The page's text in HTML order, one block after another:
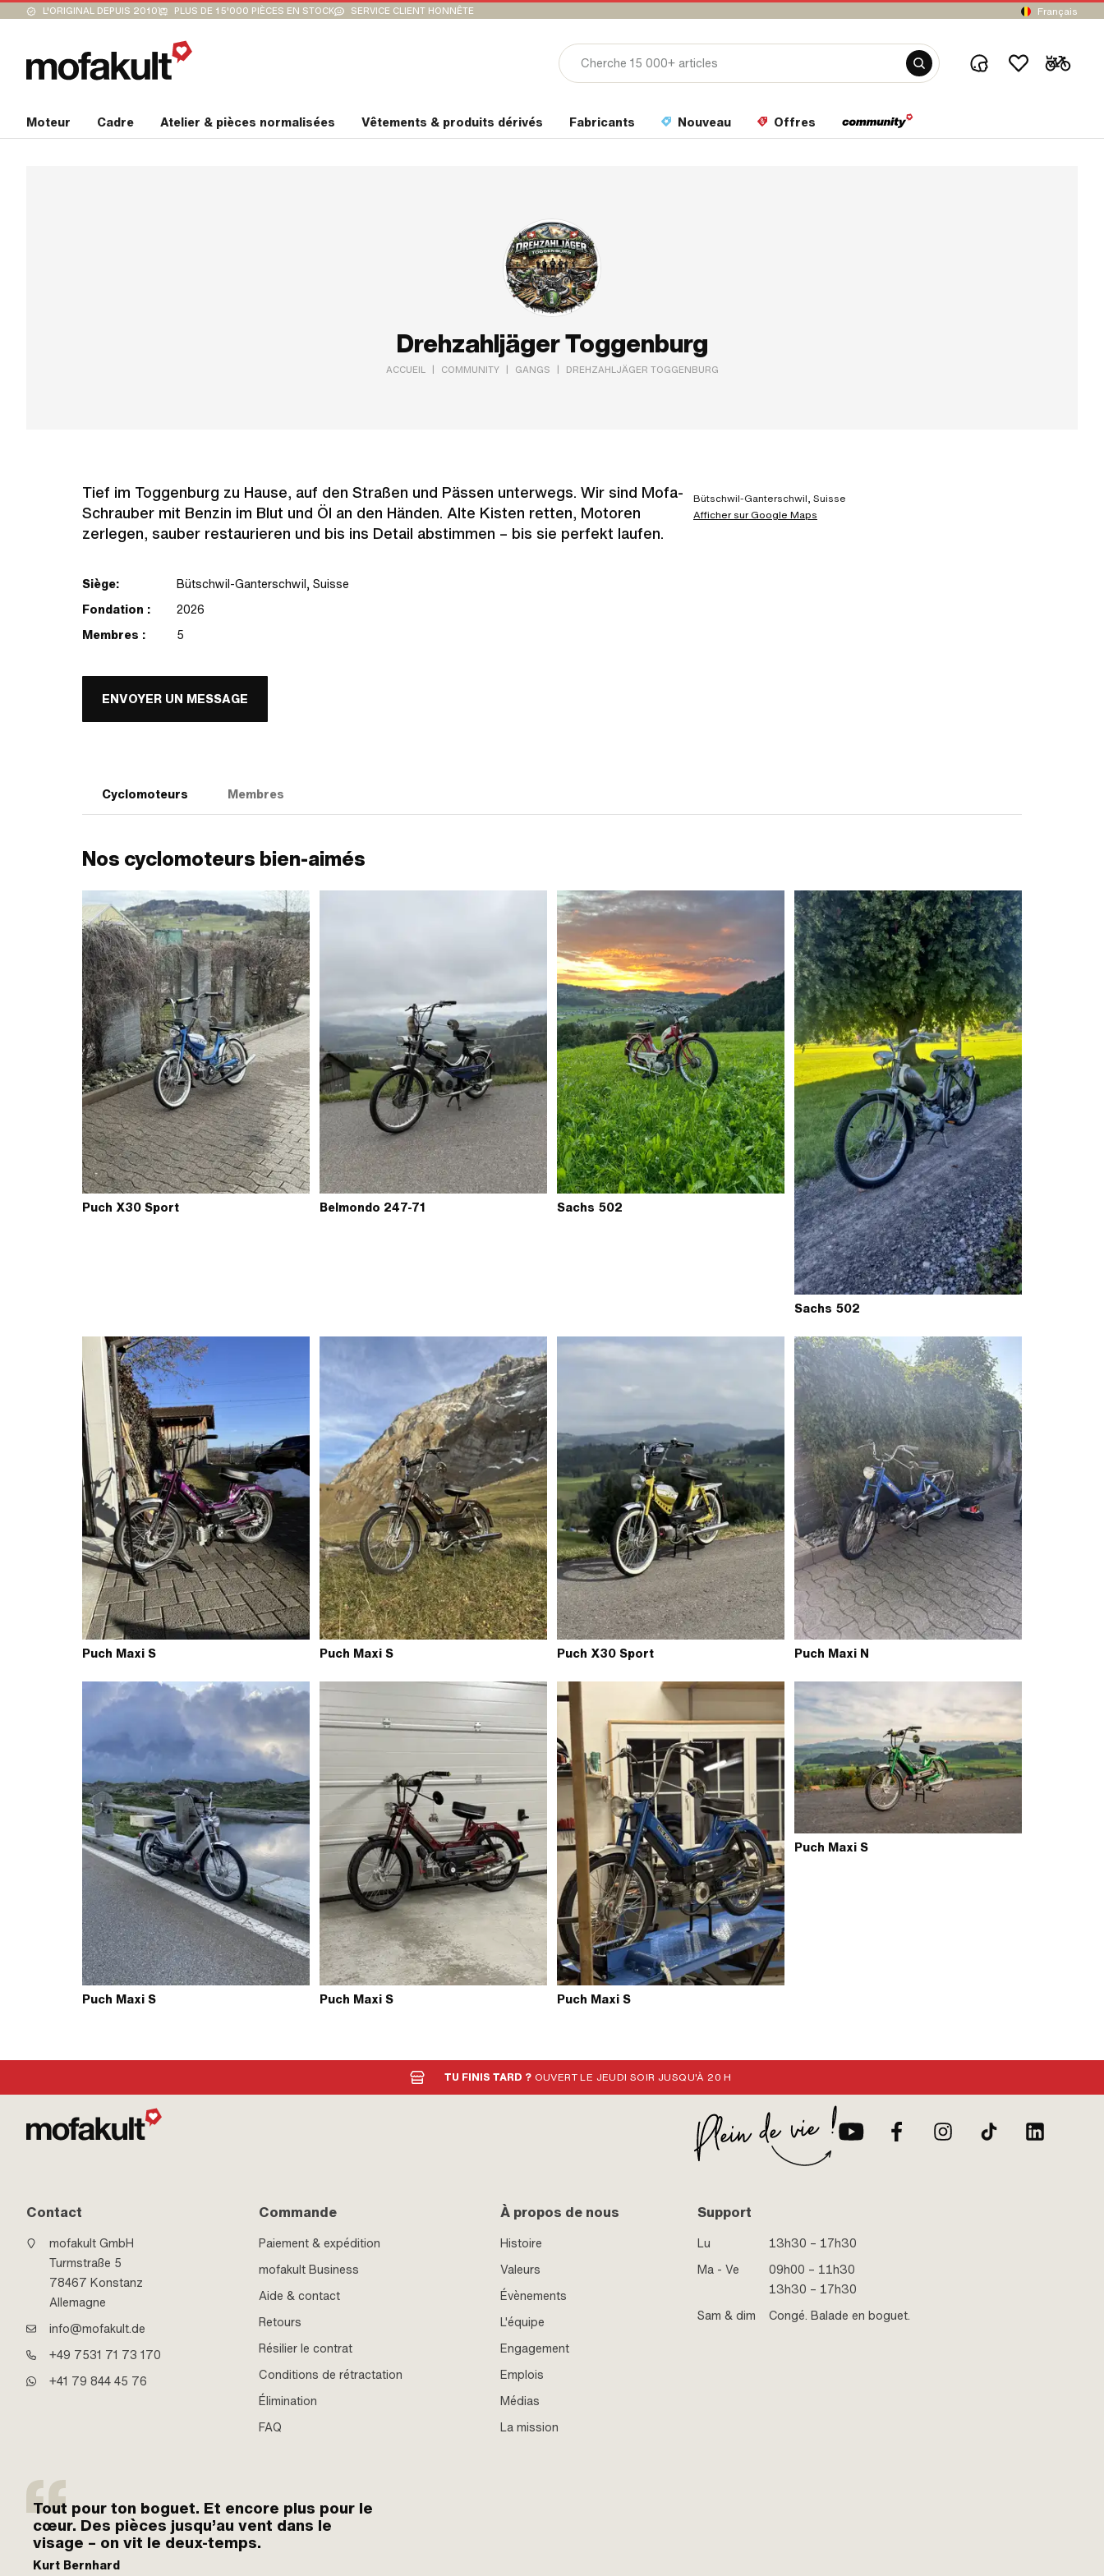
L'ORIGINAL DEPUIS 2010 PLUS DE 15'000 PIÈCES EN STOCK SERVICE CLIENT HONNÊTE Français
Moteur Cadre Atelier & pièces normalisées Vêtements & produits dérivés Fabricants Nouveau Offres
Drehzahljäger Toggenburg
ACCUEIL | COMMUNITY | GANGS | DREHZAHLJÄGER TOGGENBURG
Tief im Toggenburg zu Hause, auf den Straßen und Pässen unterwegs. Wir sind Mofa-
Schrauber mit Benzin im Blut und Öl an den Händen. Alte Kisten retten, Motoren
zerlegen, sauber restaurieren und bis ins Detail abstimmen – bis sie perfekt laufen.
Siège:
Bütschwil-Ganterschwil, Suisse
Fondation :
2026
Membres :
5
ENVOYER UN MESSAGE
Bütschwil-Ganterschwil, Suisse
Afficher sur Google Maps
Cyclomoteurs Membres
Nos cyclomoteurs bien-aimés
Puch X30 Sport Belmondo 247-71 Sachs 502
Sachs 502
Puch Maxi S Puch Maxi S Puch X30 Sport Puch Maxi N
Puch Maxi S Puch Maxi S Puch Maxi S
Puch Maxi S
TU FINIS TARD ? OUVERT LE JEUDI SOIR JUSQU'À 20 H
Contact
mofakult GmbH
Turmstraße 5
78467 Konstanz
Allemagne
info@mofakult.de
+49 7531 71 73 170
+41 79 844 45 76
Commande
Paiement & expédition
mofakult Business
Aide & contact
Retours
Résilier le contrat
Conditions de rétractation
Élimination
FAQ
À propos de nous
Histoire
Valeurs
Évènements
L'équipe
Engagement
Emplois
Médias
La mission
Support
Lu
13h30 – 17h30
Ma - Ve
09h00 – 11h30
13h30 – 17h30
Sam & dim
Congé. Balade en boguet.
Tout pour ton boguet. Et encore plus pour le
cœur. Des pièces jusqu’au vent dans le
visage – on vit le deux-temps.
Kurt Bernhard